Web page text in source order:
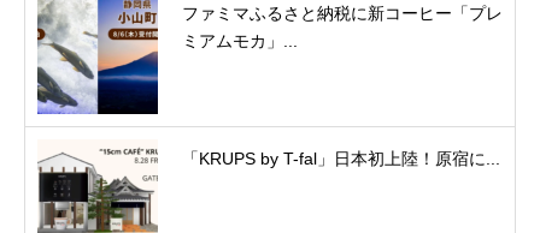
ファミマふるさと納税に新コーヒー「プレ
ミアムモカ」...
「KRUPS by T-fal」日本初上陸！原宿に...